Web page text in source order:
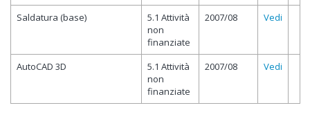
Saldatura (base)
5.1 Attività
non
finanziate
2007/08 Vedi
AutoCAD 3D
5.1 Attività
non
finanziate
2007/08 Vedi